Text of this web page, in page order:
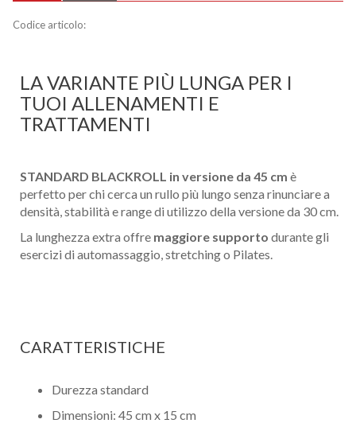
Codice articolo:
LA VARIANTE PIÙ LUNGA PER I
TUOI ALLENAMENTI E
TRATTAMENTI
STANDARD BLACKROLL in versione da 45 cm è
perfetto per chi cerca un rullo più lungo senza rinunciare a
densità, stabilità e range di utilizzo della versione da 30 cm.
La lunghezza extra offre maggiore supporto durante gli
esercizi di automassaggio, stretching o Pilates.
CARATTERISTICHE
Durezza standard
Dimensioni: 45 cm x 15 cm